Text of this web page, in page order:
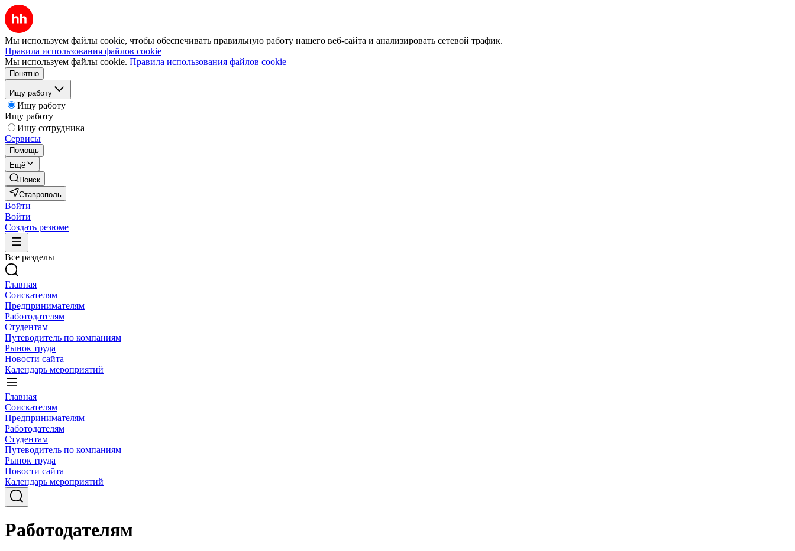
Мы используем файлы cookie, чтобы обеспечивать правильную работу нашего веб-сайта и анализировать сетевой трафик.
Правила использования файлов cookie
Мы используем файлы cookie. Правила использования файлов cookie
Понятно
Ищу работу
Ищу работу
Ищу работу
Ищу сотрудника
Сервисы
Помощь
Ещё
Поиск
Ставрополь
Войти
Войти
Создать резюме
Все разделы
Главная
Соискателям
Предпринимателям
Работодателям
Студентам
Путеводитель по компаниям
Рынок труда
Новости сайта
Календарь мероприятий
Главная
Соискателям
Предпринимателям
Работодателям
Студентам
Путеводитель по компаниям
Рынок труда
Новости сайта
Календарь мероприятий
Работодателям